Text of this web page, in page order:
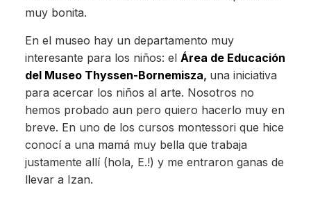
muy bonita.
En el museo hay un departamento muy
interesante para los niños: el Área de Educación
del Museo Thyssen-Bornemisza, una iniciativa
para acercar los niños al arte. Nosotros no
hemos probado aun pero quiero hacerlo muy en
breve. En uno de los cursos montessori que hice
conocí a una mamá muy bella que trabaja
justamente allí (hola, E.!) y me entraron ganas de
llevar a Izan.